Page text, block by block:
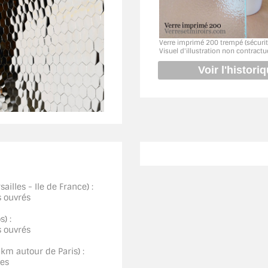
Verre imprimé 200 trempé
Visuel d'illustration non
- Ile de France) :
ouvrés
:
ouvrés
autour de Paris) :